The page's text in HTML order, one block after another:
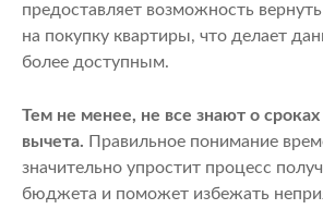
предоставляет возможность
на покупку квартиры, что делает
более доступным.
Тем не менее, не все знают о сроках
вычета. Правильное понимание
значительно упростит процесс
бюджета и поможет избежать